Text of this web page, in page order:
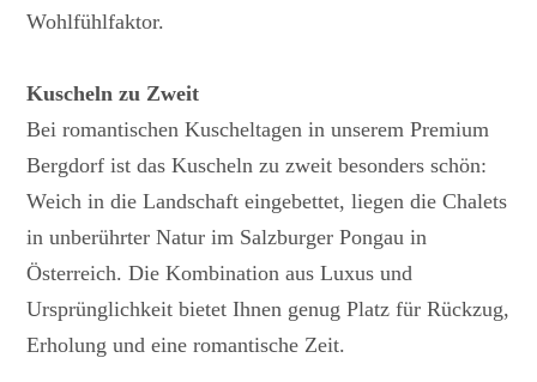
Wohlfühlfaktor.
Kuscheln zu Zweit
Bei romantischen Kuscheltagen in unserem Premium
Bergdorf ist das Kuscheln zu zweit besonders schön:
Weich in die Landschaft eingebettet, liegen die Chalets
in unberührter Natur im Salzburger Pongau in
Österreich. Die Kombination aus Luxus und
Ursprünglichkeit bietet Ihnen genug Platz für Rückzug,
Erholung und eine romantische Zeit.